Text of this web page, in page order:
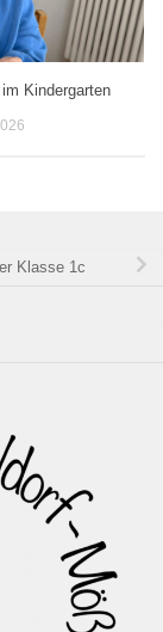
Kindergarten
Klasse 1c